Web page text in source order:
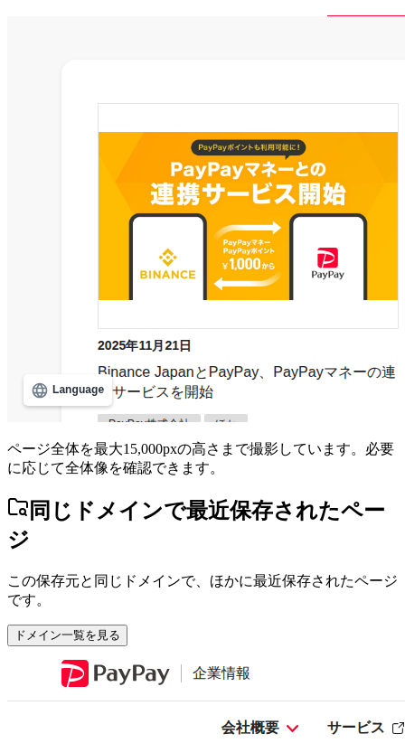
ページ全体を最大15,000pxの高さまで撮影しています。必要
に応じて全体像を確認できます。
同じドメインで最近保存されたペー
ジ
この保存元と同じドメインで、ほかに最近保存されたページ
です。
ドメイン一覧を見る